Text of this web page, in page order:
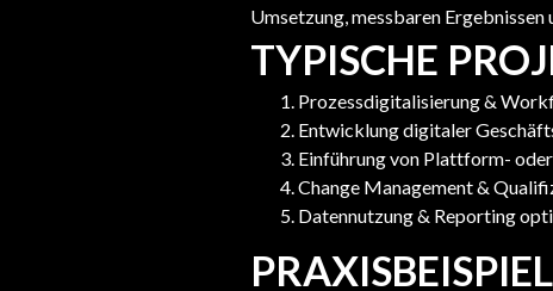
Umsetzung, messbaren
TYPISCHE
Prozessdigitalisierung &
Entwicklung digitaler
Einführung von Plattform-
Change Management &
Datennutzung & Reporting
PRAXISBEISPIEL